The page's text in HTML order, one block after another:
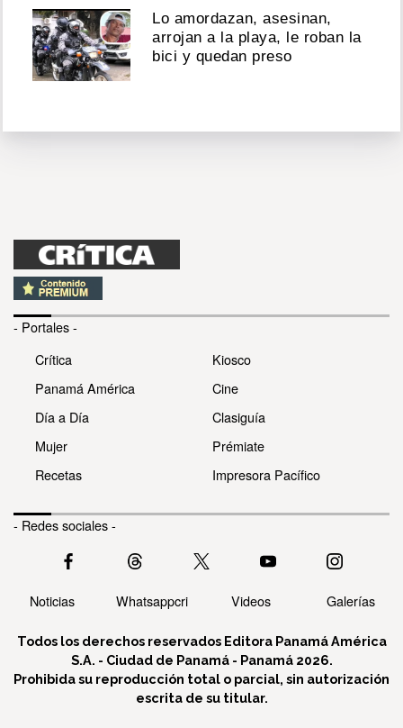
Lo amordazan, asesinan,
arrojan a la playa, le roban la
bici y quedan preso
- Portales -
Crítica
Panamá América
Día a Día
Mujer
Recetas
Kiosco
Cine
Clasiguía
Prémiate
Impresora Pacífico
- Redes sociales -
Noticias Whatsappcri Videos Galerías
Todos los derechos reservados Editora Panamá América
S.A. - Ciudad de Panamá - Panamá 2026.
Prohibida su reproducción total o parcial, sin autorización
escrita de su titular.